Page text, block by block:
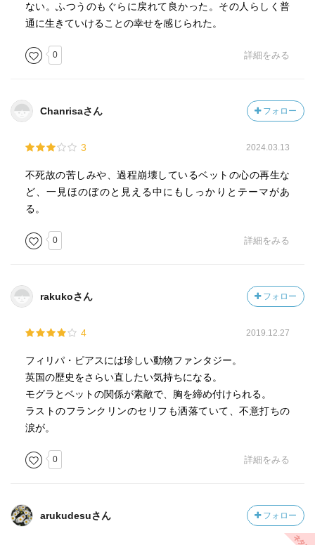
ない。ふつうのもぐらに戻れて良かった。その人らしく普
通に生きていけることの幸せを感じられた。
0 詳細をみる
Chanrisaさん フォロー
3 2024.03.13
不死故の苦しみや、過程崩壊しているベットの心の再生な
ど、一見ほのぼのと見える中にもしっかりとテーマがあ
る。
0 詳細をみる
rakukoさん フォロー
4 2019.12.27
フィリパ・ピアスには珍しい動物ファンタジー。
英国の歴史をさらい直したい気持ちになる。
モグラとベットの関係が素敵で、胸を締め付けられる。
ラストのフランクリンのセリフも洒落ていて、不意打ちの
涙が。
0 詳細をみる
arukudesuさん フォロー